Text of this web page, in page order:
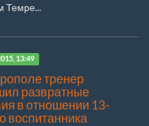
Темре...
13:49
тренер
развратные
в отношении 13-
воспитанника